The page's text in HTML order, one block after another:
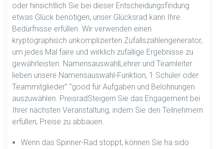
oder hinsichtlich Sie bei dieser Entscheidungsfindung
etwas Glück benötigen, unser Glücksrad kann Ihre
Bedürfnisse erfüllen. Wir verwenden einen
kryptographisch unkomplizierten Zufallszahlengenerator,
um jedes Mal faire und wirklich zufällige Ergebnisse zu
gewährleisten. NamensauswahlLehrer und Teamleiter
lieben unsere Namensauswahl-Funktion, 1 Schüler oder
Teammitglieder” “good für Aufgaben und Belohnungen
auszuwählen. PreisradSteigern Sie das Engagement bei
Ihrer nächsten Veranstaltung, indem Sie den Teilnehmern
erfüllen, Preise zu abbauen.
Wenn das Spinner-Rad stoppt, können Sie ha sido